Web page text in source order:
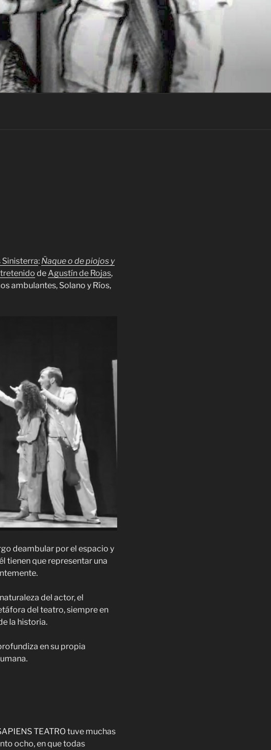
Sinisterra: Ñaque o de piojos y
deAgustín de Rojas,
ambulantes, Solano y Ríos,
deambular por el espacio y
tienen que representar una
del actor, el
del teatro, siempre en
la historia.
en su propia
TEATRO tuve muchas
ocho, en que todas